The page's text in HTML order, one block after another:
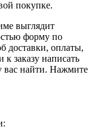
покупке.
выглядит
форму по
доставки, оплаты,
заказу написать
вас найти. Нажмите